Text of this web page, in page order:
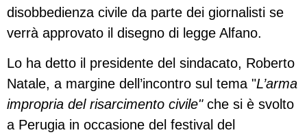
disobbedienza civile da parte dei giornalisti se
verrà approvato il disegno di legge Alfano.
Lo ha detto il presidente del sindacato, Roberto
Natale, a margine dell’incontro sul tema "L’arma
impropria del risarcimento civile"che si è svolto
a Perugia in occasione del festival del